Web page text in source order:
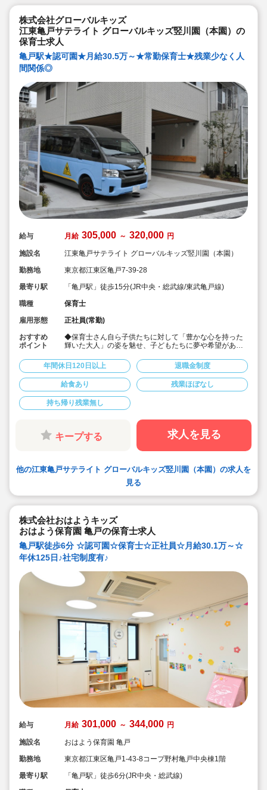
株式会社グローバルキッズ
江東亀戸サテライト グローバルキッズ竪川園（本園）の
保育士求人
亀戸駅★認可園★月給30.5万～★常勤保育士★残業少なく人
間関係◎
給与 月給 305,000 ～ 320,000 円
施設名
江東亀戸サテライト グローバルキッズ竪川園（本園）
勤務地
東京都江東区亀戸7-39-28
最寄り駅
「亀戸駅」徒歩15分(JR中央・総武線/東武亀戸線)
職種
保育士
雇用形態
正社員(常勤)
おすすめ
ポイント
◆保育士さん自ら子供たちに対して「豊かな心を持った
輝いた大人」の姿を魅せ、子どもたちに夢や希望がある
◆年間休日125日以上！
◆子育て期間中は時短勤務OK
◆半日有給OKで子育て中の方も働きやすい環境です
◆会社独自の休暇制度がありますので、独身、既婚者問
わずノビノビと働きやすい環境です。
◆宿舎借上げ制度利用可能です！
◆職員間の人間関係を大事にしています。チーム保育で
新しい仲間も皆でサポート。新卒で不安な方、中途で馴
染めるか不安な方ブランク空けの方、別業種からのキャ
リアチェンジの方！どんな方でもチームでサポートしあ
いながら保育をする環境です
◆キャリアアップしていきたい方も大歓迎！挑戦したい
能です！
◆研修制度充実！未経験やブランクのある方でも安心し
て勤務いただけます。
◆幅広い年齢層の職員がいるため働きやすい就業環境で
す！
成長し続けられる環境が整っています。
年間休日120日以上 退職金制度
給食あり 残業ほぼなし
持ち帰り残業無し
キープする 求人を見る
他の江東亀戸サテライト グローバルキッズ竪川園（本園）の求人を
見る
株式会社おはようキッズ
おはよう保育園 亀戸の保育士求人
亀戸駅徒歩6分 ☆認可園☆保育士☆正社員☆月給30.1万～☆
年休125日♪社宅制度有♪
給与 月給 301,000 ～ 344,000 円
施設名
おはよう保育園 亀戸
勤務地
東京都江東区亀戸1-43-8コープ野村亀戸中央棟1階
最寄り駅
「亀戸駅」徒歩6分(JR中央・総武線)